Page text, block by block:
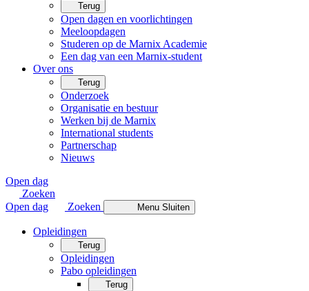
Terug
Open dagen en voorlichtingen
Meeloopdagen
Studeren op de Marnix Academie
Een dag van een Marnix-student
Over ons
Terug
Onderzoek
Organisatie en bestuur
Werken bij de Marnix
International students
Partnerschap
Nieuws
Open dag
Zoeken
Open dag
Zoeken Menu Sluiten
Opleidingen
Terug
Opleidingen
Pabo opleidingen
Terug